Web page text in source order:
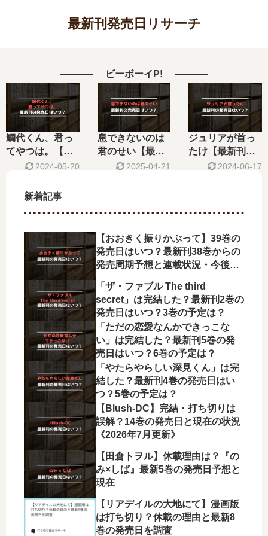
最新刊発売日リサーチ
ビーボーイP!
鯛代くん、君っ
てやつは。【最
新刊】5巻の発売
した？
2024-05-20
息できないのは
君のせい【最新
刊】6巻の発売
2025-04-21
ジュリアが首っ
たけ【最新刊】8
巻の発売日はい
2024-06-17
新着記事
【おおきく振りかぶって】39巻の
発売日はいつ？最新刊38巻からの
発売周期予想と連載状況・今後の
「ザ・ファブル The third
secret」は完結した？最新刊2巻の
発売日はいつ？3巻の予定は？
「ただの恋愛なんかできっこな
い」は完結した？最新刊5巻の発
売日はいつ？6巻の予定は？
「やたらやらしい深見くん」は完
結した？最新刊4巻の発売日はい
つ？5巻の予定は？
【Blush-DC】完結・打ち切りは
誤解？14巻の発売日と現在の状況
《2026年7月更新》
【田倉トヲル】休載理由は？『の
み×しば』最新5巻の発売日予想と
現在
【リアデイルの大地にて】漫画版
は打ち切り？休載の理由と最新8
巻の発売日を調査